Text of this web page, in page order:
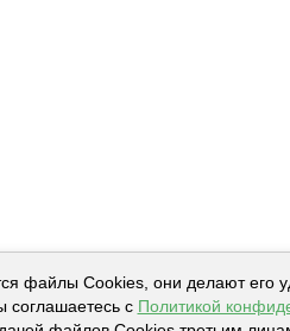
файлы Cookies, они делают его
соглашаетесь с Политикой